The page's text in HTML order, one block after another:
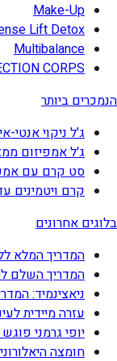
Make-Up
Lift Detox
Multibalance
CORPS
הנמכרים ביותר
ג'ל ניקוי אנטי-
ג'ל אמפיזום
סט קרם עם
קרם ויטמינים
בלוגים אחרונים
המדריך המלא
המדריך השלם
ניאצינמיד:
עזרה מיידית
יופי גרמני
חומצה